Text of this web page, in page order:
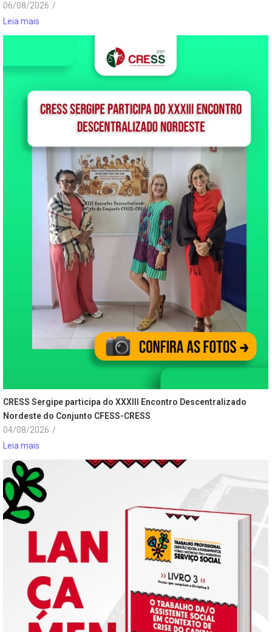
06/08/2026 /
Leia mais
CRESS Sergipe participa do XXXIII Encontro Descentralizado
Nordeste do Conjunto CFESS-CRESS
04/08/2026 /
Leia mais